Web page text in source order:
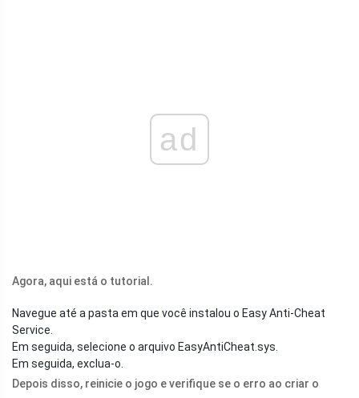
ad
Agora, aqui está o tutorial.
Navegue até a pasta em que você instalou o Easy Anti-Cheat
Service.
Em seguida, selecione o arquivo EasyAntiCheat.sys
Em seguida, exclua-o.
Depois disso, reinicie o jogo e verifique se o erro ao criar o